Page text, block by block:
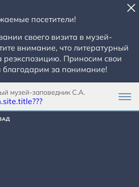
посетители!
своего визита в музей-
внимание, что литературный
реэкспозицию. Приносим свои
благодарим за понимание!
музей-заповедник С.А.